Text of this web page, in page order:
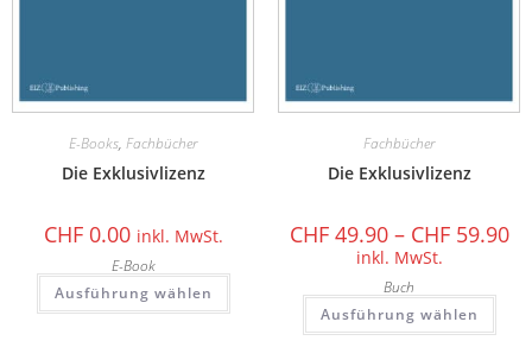
E-Books, Fachbücher
Die Exklusivlizenz
CHF0.00 inkl. MwSt.
E-Book
Ausführung wählen
Fachbücher
Die Exklusivlizenz
CHF49.90 – CHF59.90
inkl. MwSt.
Buch
Ausführung wählen